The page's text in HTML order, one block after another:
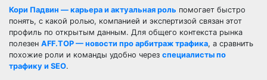
Кори Падвин — карьера и актуальная роль помогает быстро
понять, с какой ролью, компанией и экспертизой связан этот
профиль по открытым данным. Для общего контекста рынка
полезен AFF.TOP — новости про арбитраж трафика, а сравнить
похожие роли и команды удобно через специалисты по
трафику и SEO.